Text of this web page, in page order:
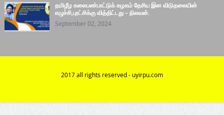
தமிழீழ கலைபண்பாட்டுக் கழகம் தேசிய இன விடுதலையின்
எழுச்சி,புரட்சிக்கு வித்திட்டது – நிலவன்.
September 02, 2024
2017 all rights reserved - uyirpu.com